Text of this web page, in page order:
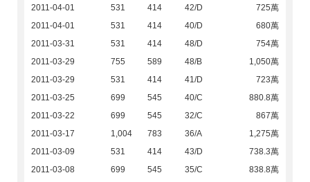
2011-04-01
531 414 42/D
725萬
2011-04-01
531 414 40/D
680萬
2011-03-31
531 414 48/D
754萬
2011-03-29
755 589 48/B
1,050萬
2011-03-29
531 414 41/D
723萬
2011-03-25
699 545 40/C
880.8萬
2011-03-22
699 545 32/C
867萬
2011-03-17
1,004 783 36/A
1,275萬
2011-03-09
531 414 43/D
738.3萬
2011-03-08
699 545 35/C
838.8萬